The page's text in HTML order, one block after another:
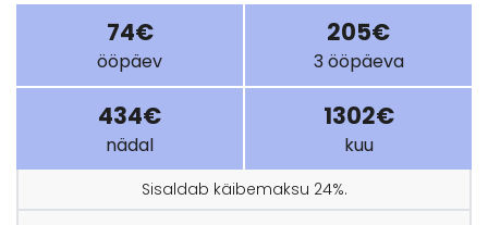
74€
ööpäev
205€
3 ööpäeva
434€
nädal
1302€
kuu
Sisaldab käibemaksu 24%.